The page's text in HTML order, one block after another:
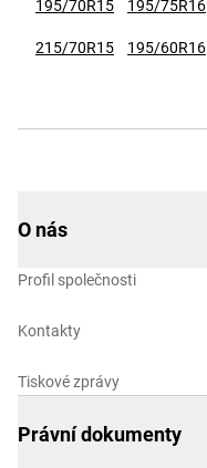
195/70R15 195/75R16
215/70R15 195/60R16
O nás
Profil společnosti
Kontakty
Tiskové zprávy
Právní dokumenty